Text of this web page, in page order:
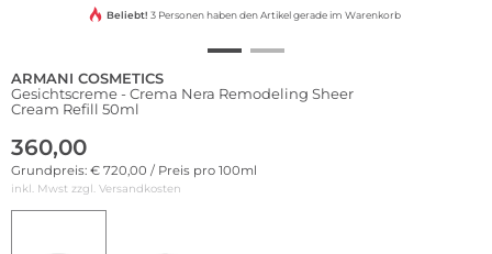
Beliebt! 3 Personen haben den Artikel gerade im Warenkorb
ARMANI COSMETICS
Gesichtscreme - Crema Nera Remodeling Sheer
Cream Refill 50ml
360,00
Grundpreis: € 720,00 / Preis pro 100ml
inkl. Mwst zzgl. Versandkosten